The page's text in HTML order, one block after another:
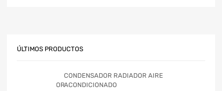
ÚLTIMOS PRODUCTOS
CONDENSADOR RADIADOR AIRE
ACONDICIONADO